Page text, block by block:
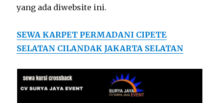
yang ada diwebsite ini.
SEWA KARPET PERMADANI CIPETE
SELATAN CILANDAK JAKARTA SELATAN